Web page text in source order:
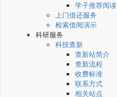
学子推荐阅读
上门借还服务
检索借阅演示
科研服务
科技查新
查新站简介
查新流程
收费标准
联系方式
相关站点